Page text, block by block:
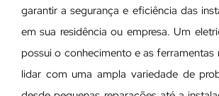
garantir a segurança e eficiência das
em sua residência ou empresa. Um
possui o conhecimento e as ferramentas
lidar com uma ampla variedade de